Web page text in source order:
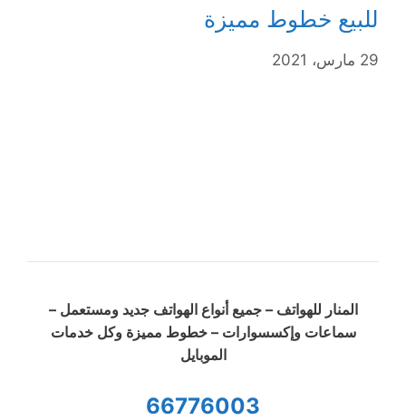
للبيع خطوط مميزة
29 مارس، 2021
المنار للهواتف – جميع أنواع الهواتف جديد ومستعمل –
سماعات وإكسسوارات – خطوط مميزة وكل خدمات
الموبايل
66776003